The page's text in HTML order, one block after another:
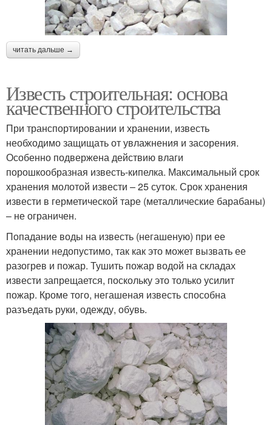
читать дальше →
Известь строительная: основа
качественного строительства
При транспортировании и хранении, известь
необходимо защищать от увлажнения и засорения.
Особенно подвержена действию влаги
порошкообразная известь-кипелка. Максимальный срок
хранения молотой извести – 25 суток. Срок хранения
извести в герметической таре (металлические барабаны)
– не ограничен.
Попадание воды на известь (негашеную) при ее
хранении недопустимо, так как это может вызвать ее
разогрев и пожар. Тушить пожар водой на складах
извести запрещается, поскольку это только усилит
пожар. Кроме того, негашеная известь способна
разъедать руки, одежду, обувь.